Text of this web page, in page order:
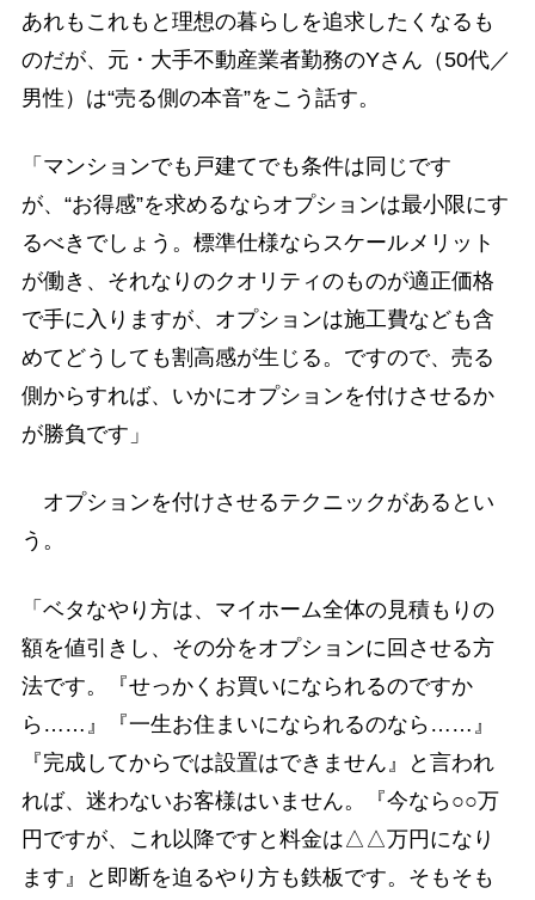
あれもこれもと理想の暮らしを追求したくなるも
のだが、元・大手不動産業者勤務のYさん（50代／
男性）は“売る側の本音”をこう話す。
「マンションでも戸建てでも条件は同じです
が、“お得感”を求めるならオプションは最小限にす
るべきでしょう。標準仕様ならスケールメリット
が働き、それなりのクオリティのものが適正価格
で手に入りますが、オプションは施工費なども含
めてどうしても割高感が生じる。ですので、売る
側からすれば、いかにオプションを付けさせるか
が勝負です」
オプションを付けさせるテクニックがあるとい
う。
「ベタなやり方は、マイホーム全体の見積もりの
額を値引きし、その分をオプションに回させる方
法です。『せっかくお買いになられるのですか
ら……』『一生お住まいになられるのなら……』
『完成してからでは設置はできません』と言われ
れば、迷わないお客様はいません。『今なら○○万
円ですが、これ以降ですと料金は△△万円になり
ます』と即断を迫るやり方も鉄板です。そもそも